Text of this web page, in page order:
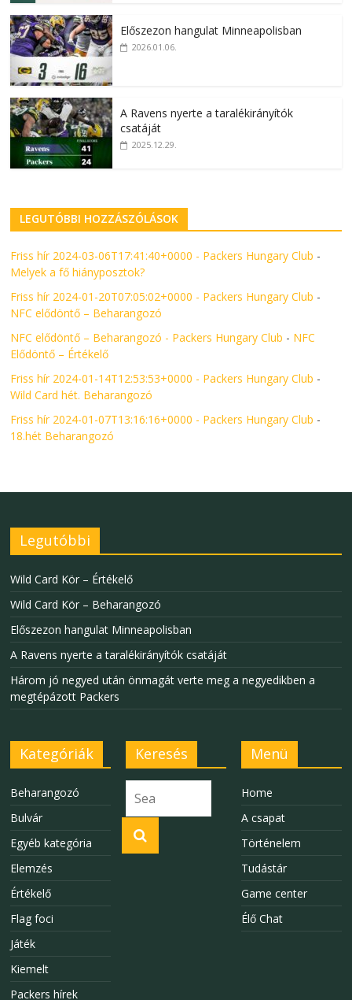
Előszezon hangulat Minneapolisban
2026.01.06.
A Ravens nyerte a taralékirányítók
csatáját
2025.12.29.
LEGUTÓBBI HOZZÁSZÓLÁSOK
Friss hír 2024-03-06T17:41:40+0000 - Packers Hungary Club -
Melyek a fő hiányposztok?
Friss hír 2024-01-20T07:05:02+0000 - Packers Hungary Club -
NFC elődöntő – Beharangozó
NFC elődöntő – Beharangozó - Packers Hungary Club - NFC
Elődöntő – Értékelő
Friss hír 2024-01-14T12:53:53+0000 - Packers Hungary Club -
Wild Card hét. Beharangozó
Friss hír 2024-01-07T13:16:16+0000 - Packers Hungary Club -
18.hét Beharangozó
Legutóbbi
Wild Card Kör – Értékelő
Wild Card Kör – Beharangozó
Előszezon hangulat Minneapolisban
A Ravens nyerte a taralékirányítók csatáját
Három jó negyed után önmagát verte meg a negyedikben a
megtépázott Packers
Kategóriák
Beharangozó
Bulvár
Egyéb kategória
Elemzés
Értékelő
Flag foci
Játék
Kiemelt
Packers hírek
Keresés Menü
Home
A csapat
Történelem
Tudástár
Game center
Élő Chat